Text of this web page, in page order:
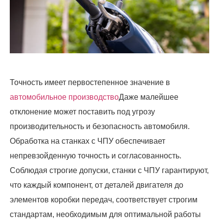
Точность имеет первостепенное значение в
автомобильное производствоДаже малейшее
отклонение может поставить под угрозу
производительность и безопасность автомобиля.
Обработка на станках с ЧПУ обеспечивает
непревзойденную точность и согласованность.
Соблюдая строгие допуски, станки с ЧПУ гарантируют,
что каждый компонент, от деталей двигателя до
элементов коробки передач, соответствует строгим
стандартам, необходимым для оптимальной работы